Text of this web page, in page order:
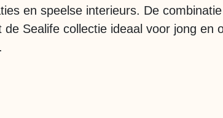
en speelse interieurs. De
Sealife collectie ideaal voor jong en